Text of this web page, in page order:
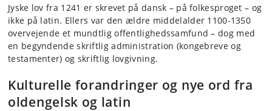
Jyske lov fra 1241 er skrevet på dansk – på folkesproget – og
ikke på latin. Ellers var den ældre middelalder 1100-1350
overvejende et mundtlig offentlighedssamfund – dog med
en begyndende skriftlig administration (kongebreve og
testamenter) og skriftlig lovgivning.
Kulturelle forandringer og nye ord fra
oldengelsk og latin